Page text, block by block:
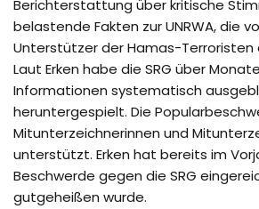
Berichterstattung über kritische
belastende Fakten zur UNRWA, die
Unterstützer der Hamas-Terroristen
Laut Erken habe die SRG über
Informationen systematisch
heruntergespielt. Die
Mitunterzeichnerinnen und
unterstützt. Erken hat bereits im
Beschwerde gegen die SRG
gutgeheißen wurde.